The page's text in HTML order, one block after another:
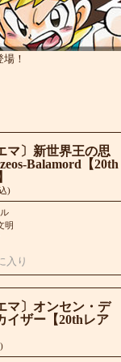
！
マ〕新世界王の思
Balamord【20th
)
明
入り
マ〕オンセン・デ
イザー【20thレア